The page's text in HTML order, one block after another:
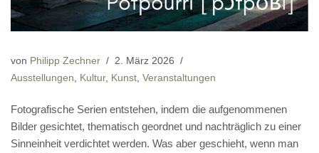
von Philipp Zechner
2. März 2026
Ausstellungen
Kultur, Kunst Veranstaltungen
Fotografische Serien entstehen, indem die aufgenommenen
Bilder gesichtet, thematisch geordnet und nachträglich zu einer
Sinneinheit verdichtet werden. Was aber geschieht, wenn man